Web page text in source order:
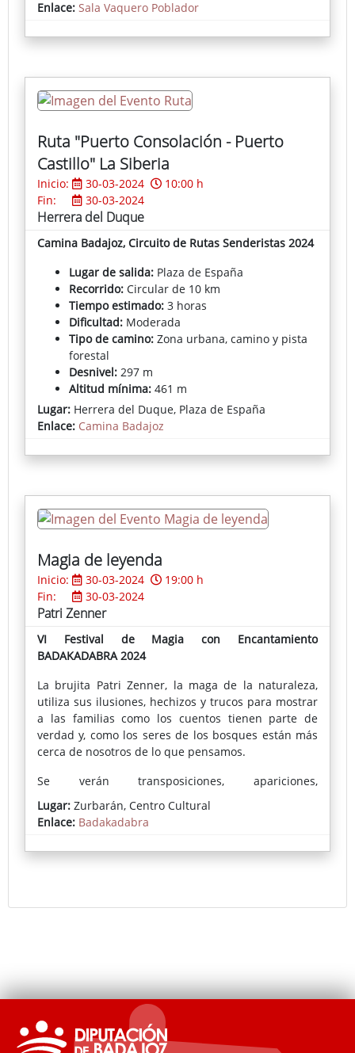
’AaronMan’, de Manuel González; y el premio para la
obra de autor local ha sido para Sergio Salgado por
Accede a la noticia del Gabinete de Prensa de la
Diputación de Badajoz
Enlace: Sala Vaquero Poblador
Ruta "Puerto Consolación - Puerto
Castillo" La Siberia
Inicio: 30-03-2024
10:00 h
Fin:
30-03-2024
Herrera del Duque
Camina Badajoz, Circuito de Rutas Senderistas 2024
Lugar de salida: Plaza de España
Recorrido: Circular de 10 km
Tiempo estimado: 3 horas
Dificultad: Moderada
Tipo de camino: Zona urbana, camino y pista
forestal
Desnivel: 297 m
Altitud mínima: 461 m
Altitud máxima:651 m
Más información:
Coste de la Inscripción:Gratuita
Mapa de la Ruta
Lugar: Herrera del Duque, Plaza de España
Enlace: Camina Badajoz
Magia de leyenda
Inicio: 30-03-2024
19:00 h
Fin:
30-03-2024
Patri Zenner
VI Festival de Magia con Encantamiento
BADAKADABRA 2024
La brujita Patri Zenner, la maga de la naturaleza,
utiliza sus ilusiones, hechizos y trucos para mostrar
a las familias como los cuentos tienen parte de
verdad y, como los seres de los bosques están más
cerca de nosotros de lo que pensamos.
Se verán transposiciones, apariciones,
de interacción con el público.
Lugar: Zurbarán, Centro Cultural
Enlace: Badakadabra